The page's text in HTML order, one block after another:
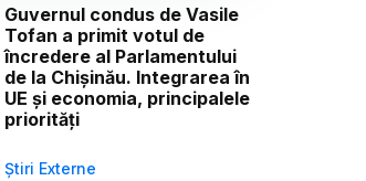
Guvernul condus de Vasile
Tofan a primit votul de
încredere al Parlamentului
de la Chișinău. Integrarea în
UE și economia, principalele
priorități
Știri Externe